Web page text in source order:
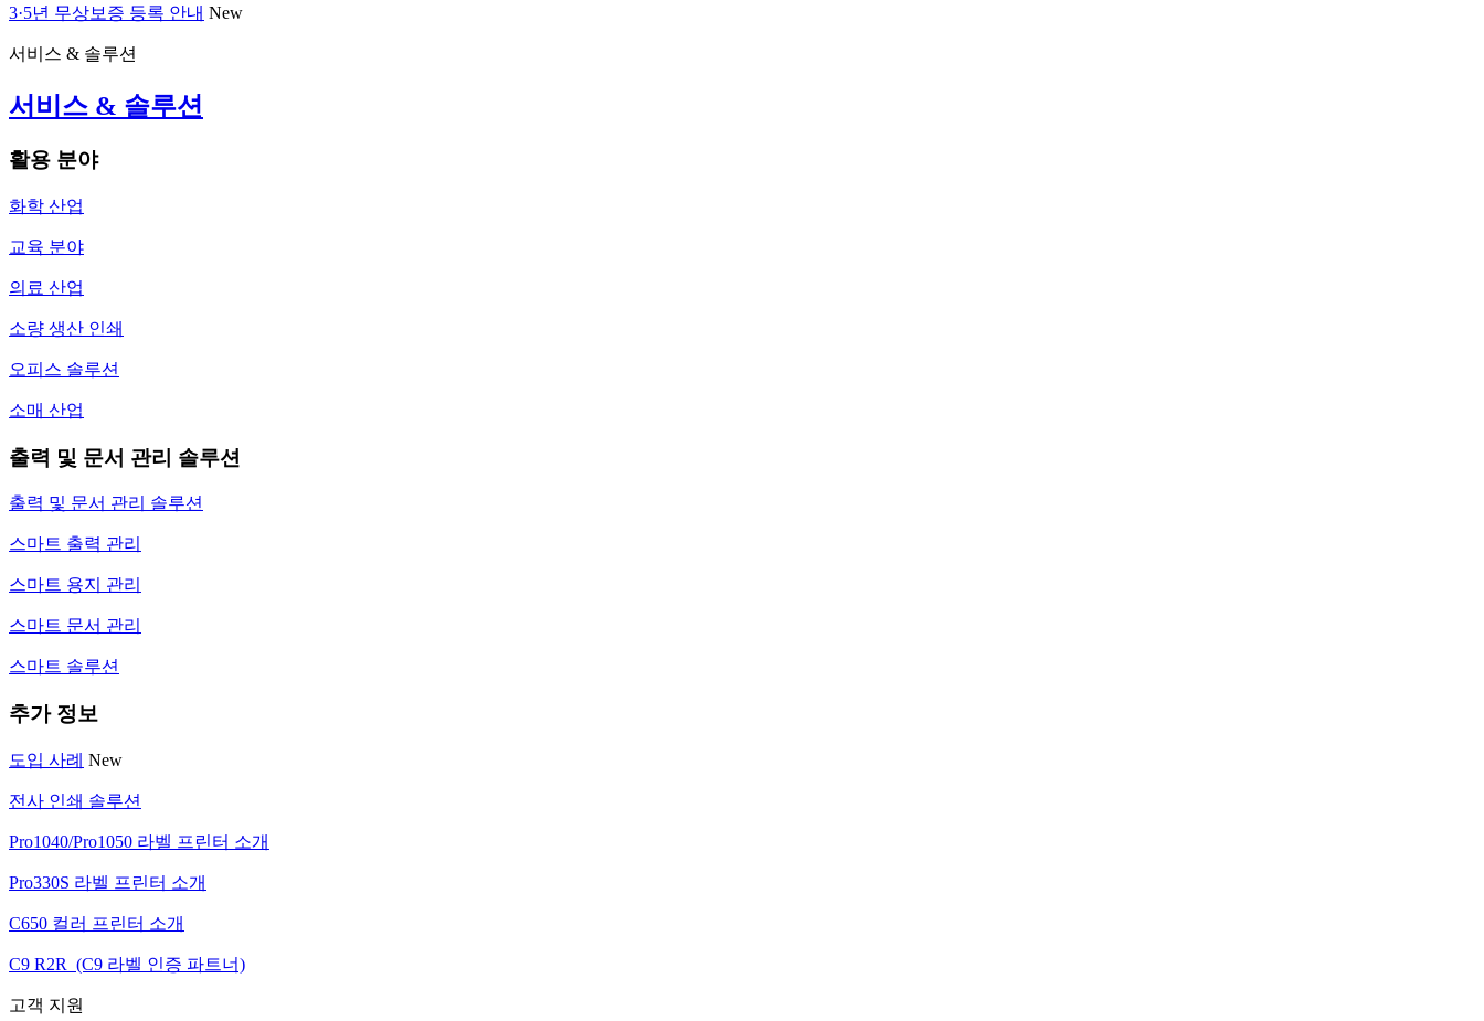
3·5년 무상보증 등록 안내 New
서비스 & 솔루션
서비스 & 솔루션
활용 분야
화학 산업
교육 분야
의료 산업
소량 생산 인쇄
오피스 솔루션
소매 산업
출력 및 문서 관리 솔루션
출력 및 문서 관리 솔루션
스마트 출력 관리
스마트 용지 관리
스마트 문서 관리
스마트 솔루션
추가 정보
도입 사례 New
전사 인쇄 솔루션
Pro1040/Pro1050 라벨 프린터 소개
Pro330S 라벨 프린터 소개
C650 컬러 프린터 소개
C9 R2R (C9 라벨 인증 파트너)
고객 지원